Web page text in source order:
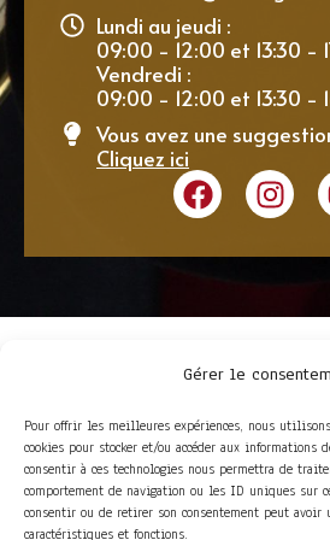
Gérer le
Pour offrir les meilleures expériences, nous
cookies pour stocker et/ou accéder aux informations
consentir à ces technologies nous permettra de
comportement de navigation ou les ID uniques sur
consentir ou de retirer son consentement peut avoir
caractéristiques et fonctions.
Lundi au jeudi :
09:00 - 12:00 et 13:30 -
Vendredi :
09:00 - 12:00 et 13:30 -
Vous avez une
Cliquez ici
ACCÈS RAPIDE